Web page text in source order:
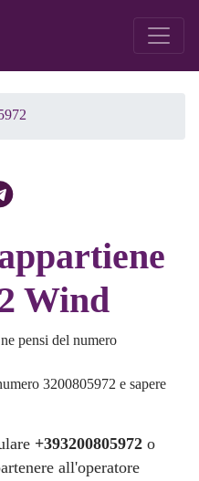
Wind
pensi del numero
3200805972 e sapere
+393200805972 o
all'operatore